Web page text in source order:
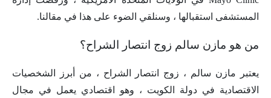
المستشفى استقبالها ، وسنلقي الضوء على هذا في مقالنا.
من هو مازن سالم زوج انتصار الشراح؟
يعتبر مازن سالم ، زوج انتصار الشراح ، من أبرز الشخصيات
الاقتصادية في دولة الكويت ، وهو اقتصادي يعمل في مجال